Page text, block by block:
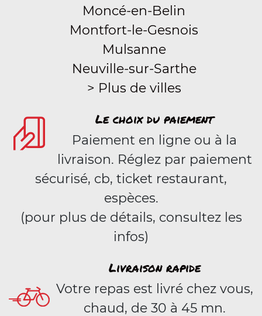
Moncé-en-Belin
Montfort-le-Gesnois
Mulsanne
Neuville-sur-Sarthe
> Plus de villes
Le choix du paiement
Paiement en ligne ou à la
livraison. Réglez par paiement
sécurisé, cb, ticket restaurant,
espèces.
(pour plus de détails, consultez les
infos)
Livraison rapide
Votre repas est livré chez vous,
chaud, de 30 à 45 mn.